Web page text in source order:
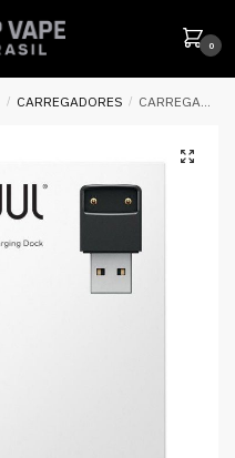
0
/ CARREGADORES / CARREGADOR USB JUUL